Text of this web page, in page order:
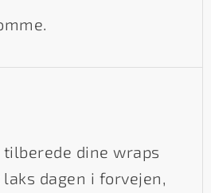
tilberede dine wraps
dagen i forvejen,